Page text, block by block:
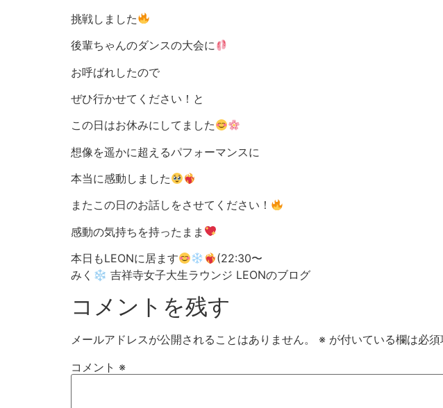
挑戦しました
後輩ちゃんのダンスの大会に
お呼ばれしたので
ぜひ行かせてください！と
この日はお休みにしてました
想像を遥かに超えるパフォーマンスに
本当に感動しました
またこの日のお話しをさせてください！
感動の気持ちを持ったまま
本日もLEONに居ます
(22:30〜
みく❄︎ 吉祥寺女子大生ラウンジ LEONのブログ
コメントを残す
メールアドレスが公開されることはありません。 ※ が付いている欄は必
コメント ※